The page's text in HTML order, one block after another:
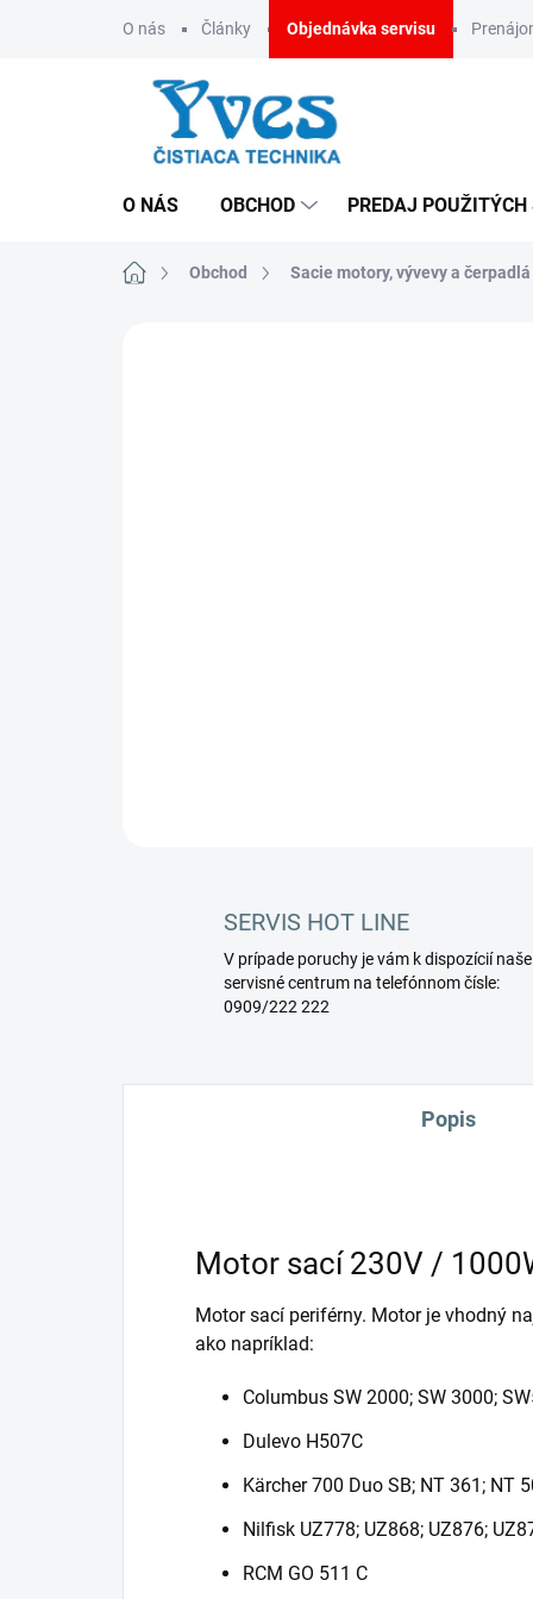
O nás Články Objednávka servisu
O NÁS OBCHOD PREDAJ POUŽITÝCH
DomovObchod Sacie motory, vývevy a čerpadlá
SERVIS HOT LINE
V prípade poruchy je vám k dispozícií naše
servisné centrum na telefónnom čísle:
0909/222 222
Popis
Motor sací 230V /
Motor sací periférny. Motor je vhodný
ako napríklad:
Columbus SW 2000; SW 3000;
Dulevo H507C
Kärcher 700 Duo SB; NT 361; NT
Nilfisk UZ778; UZ868; UZ876;
RCM GO 511 C